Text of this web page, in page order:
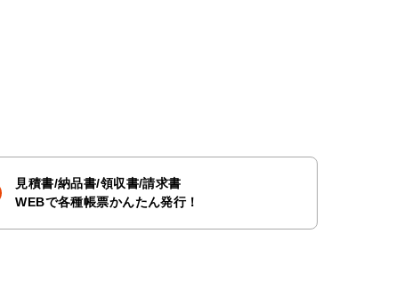
見積書/納品書/領収書/請求書
WEBで各種帳票かんたん発行！